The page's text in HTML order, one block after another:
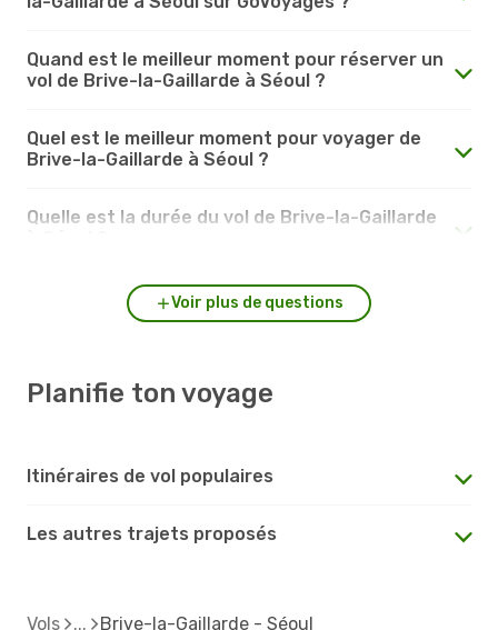
Quand est le meilleur moment pour réserver un
vol de Brive-la-Gaillarde à Séoul ?
Quel est le meilleur moment pour voyager de
Brive-la-Gaillarde à Séoul ?
Quelle est la durée du vol de Brive-la-Gaillarde
Voir plus de questions
Planifie ton voyage
Itinéraires de vol populaires
Les autres trajets proposés
Vols Brive-la-Gaillarde - Séoul